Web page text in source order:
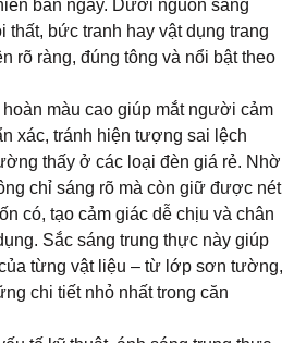
chi tiết nhỏ nhất trong căn
tố kỹ thuật, ánh sáng trung thực
đến cảm xúc và tinh thần. Khi
đúng, mắt không phải điều tiết
mỏi và tăng khả năng tập trung. Đó
cao luôn được ưa chuộng trong
tập, văn phòng hay showroom
sắc màu cần được thể hiện đúng
ấy giúp mỗi không gian trở nên
hơn – nơi mọi gam màu đều tỏa
và đầy cảm xúc.